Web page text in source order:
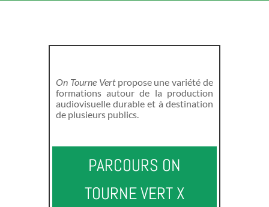
On Tourne Vertpropose une variété de
formations autour de la production
audiovisuelle durable et à destination
de plusieurs publics.
PARCOURS ON
TOURNE VERT X